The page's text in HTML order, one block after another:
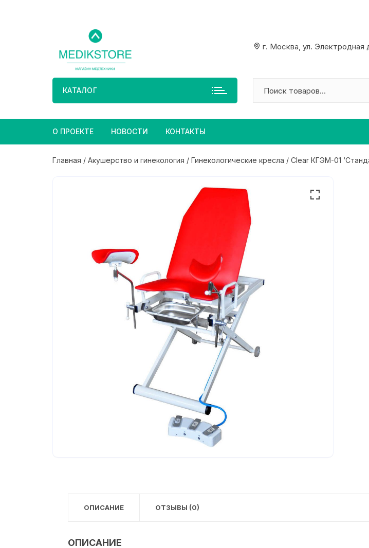
г. Москва, ул. Электродная
КАТАЛОГ
О ПРОЕКТЕ НОВОСТИ КОНТАКТЫ
Главная / Акушерство и гинекология / Гинекологические кресла / Clear КГЭМ-01
ОПИСАНИЕ ОТЗЫВЫ (0)
ОПИСАНИЕ